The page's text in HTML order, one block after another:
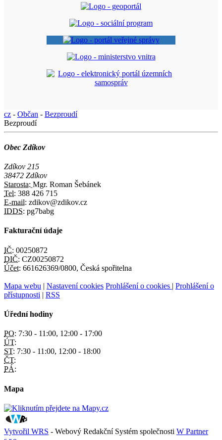
cz - Občan - Bezproudí
Bezproudí
Obec Zdíkov
Zdíkov 215
38472 Zdíkov
Starosta: Mgr. Roman Šebánek
Tel: 388 426 715
E-mail: zdikov@zdikov.cz
IDDS: pg7babg
Fakturační údaje
IČ: 00250872
DIČ: CZ00250872
Účet: 661626369/0800, Česká spořitelna
Mapa webu | Nastavení cookies Prohlášení o cookies | Prohlášení o
přístupnosti | RSS
Úřední hodiny
PO: 7:30 - 11:00, 12:00 - 17:00
ÚT:
ST: 7:30 - 11:00, 12:00 - 18:00
ČT:
PÁ:
Mapa
Vytvořil WRS - Webový Redakční Systém společnosti W Partner